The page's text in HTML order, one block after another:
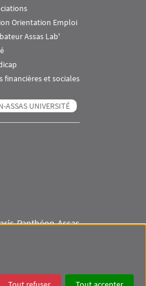
Orientation Emploi
Assas Lab'
financières et sociales
ASSAS UNIVERSITÉ
Panthéon-Assas